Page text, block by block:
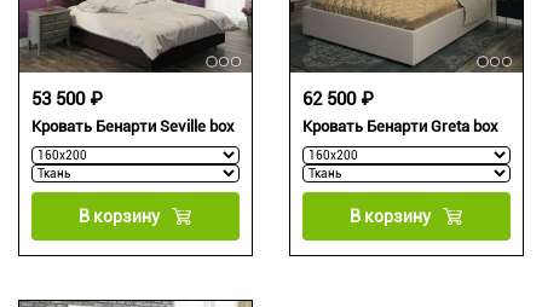
Кровать Бенарти Seville box
53 500 ₽
В корзину
Кровать Бенарти Greta box
62 500 ₽
В корзину